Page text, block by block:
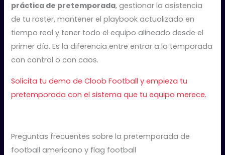
práctica de pretemporada, gestionar la asistencia
de tu roster, mantener el playbook actualizado en
tiempo real y tener todo el equipo alineado desde el
primer día. Es la diferencia entre entrar a la temporada
con control o con caos.
Solicita tu demo de Cloob Football y empieza tu
pretemporada con el sistema que tu equipo merece.
Preguntas frecuentes sobre la pretemporada de
football americano y flag football